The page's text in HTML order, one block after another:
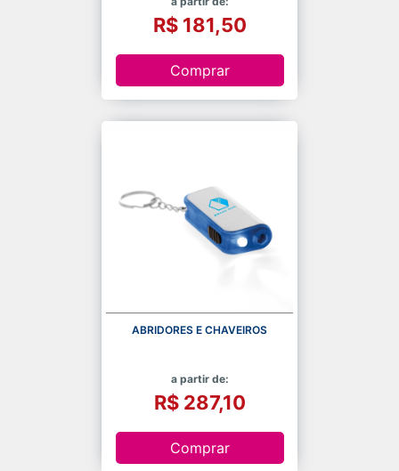
R$ 181,50
Comprar
ABRIDORES E CHAVEIROS
a partir de:
R$ 287,10
Comprar